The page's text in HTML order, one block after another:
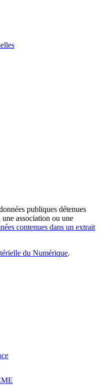
publiques détenues
association ou une
contenues dans un extrait
du Numérique.